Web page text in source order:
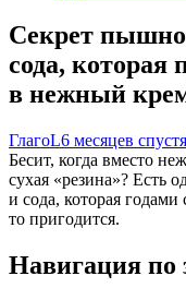
Секрет
сода, которая
в нежный
ГлагоL6 месяцев спустя
Бесит, когда вместо
сухая «резина»? Есть
и сода, которая
то пригодится.
Навигация по